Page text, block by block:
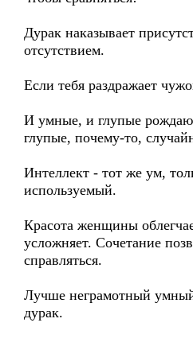
Дурак наказывает
отсутствием.
Если тебя раздражает
И умные, и глупые
глупые, почему-то,
Интеллект - тот же ум,
используемый.
Красота женщины
усложняет. Сочетание
справляться.
Лучше неграмотный
дурак.